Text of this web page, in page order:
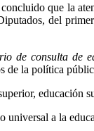
que la
del primer
de consulta de
de la política
educación
universal a la